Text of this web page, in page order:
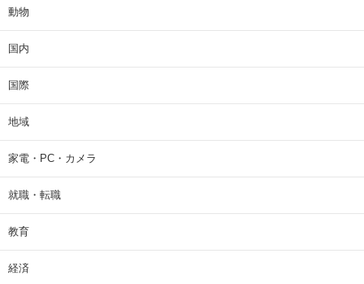
動物
国内
国際
地域
家電・PC・カメラ
就職・転職
教育
経済